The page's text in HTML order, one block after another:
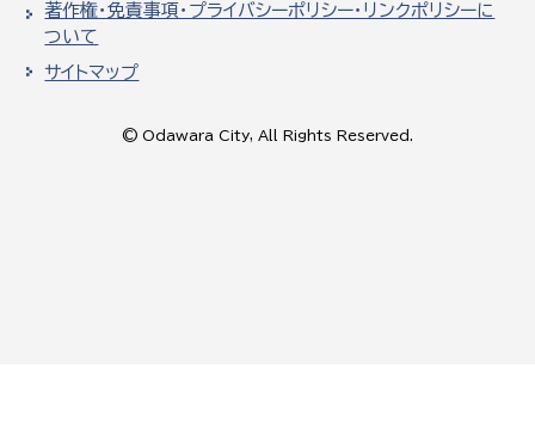
著作権・免責事項・プライバシーポリシー・リンクポリシーに
ついて
サイトマップ
© Odawara City, All Rights Reserved.